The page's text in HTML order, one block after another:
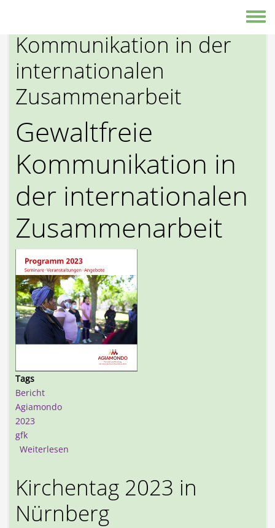
Kommunikation in der
internationalen
Zusammenarbeit
Gewaltfreie
Kommunikation in
der internationalen
Zusammenarbeit
Tags
Bericht
Agiamondo
2023
gfk
Weiterlesen
Kirchentag 2023 in
Nürnberg